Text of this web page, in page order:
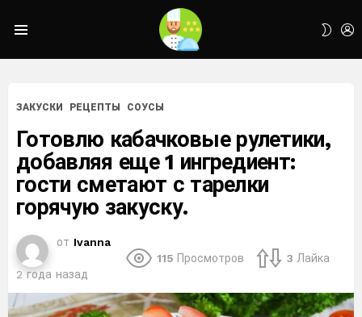
ЗАКУСКИ РЕЦЕПТЫ СОУСЫ
Готовлю кабачковые рулетики,
добавляя еще 1 ингредиент:
гости сметают с тарелки
горячую закуску.
от Ivanna
2 года назад
115 Просмотров 3 Лайка